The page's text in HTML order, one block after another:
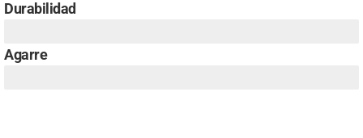
Durabilidad
Agarre